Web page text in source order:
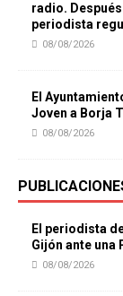
radio.
periodista
08/08/2026
El
Joven a Borja
08/08/2026
El periodista
Gijón ante una
08/08/2026